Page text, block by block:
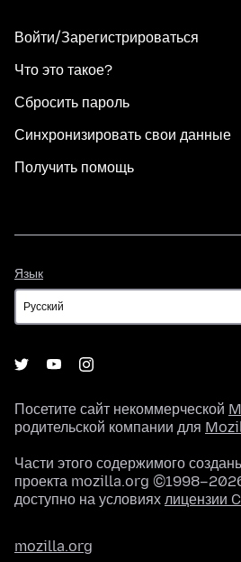
Войти/Зарегистрироваться
Что это такое?
Сбросить пароль
Синхронизировать свои данные
Получить помощь
Язык
Посетите сайт некоммерческой
родительской компании для
Части этого содержимого
проекта mozilla.org
доступно на условиях лицензии
mozilla.org